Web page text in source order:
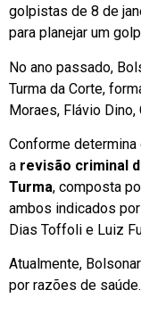
golpistas de 8 de
para planejar um
No ano passado,
Turma da Corte,
Moraes, Flávio Dino,
Conforme
a revisão criminal
Turma, composta
ambos indicados
Dias Toffoli e Luiz
Atualmente,
por razões de saúde.